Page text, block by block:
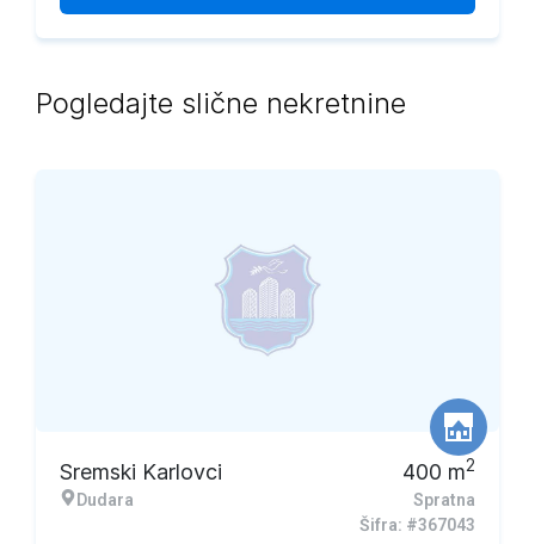
Pogledajte slične nekretnine
Sremski Karlovci
Dudara
400 m2
Spratna
Šifra: #367043